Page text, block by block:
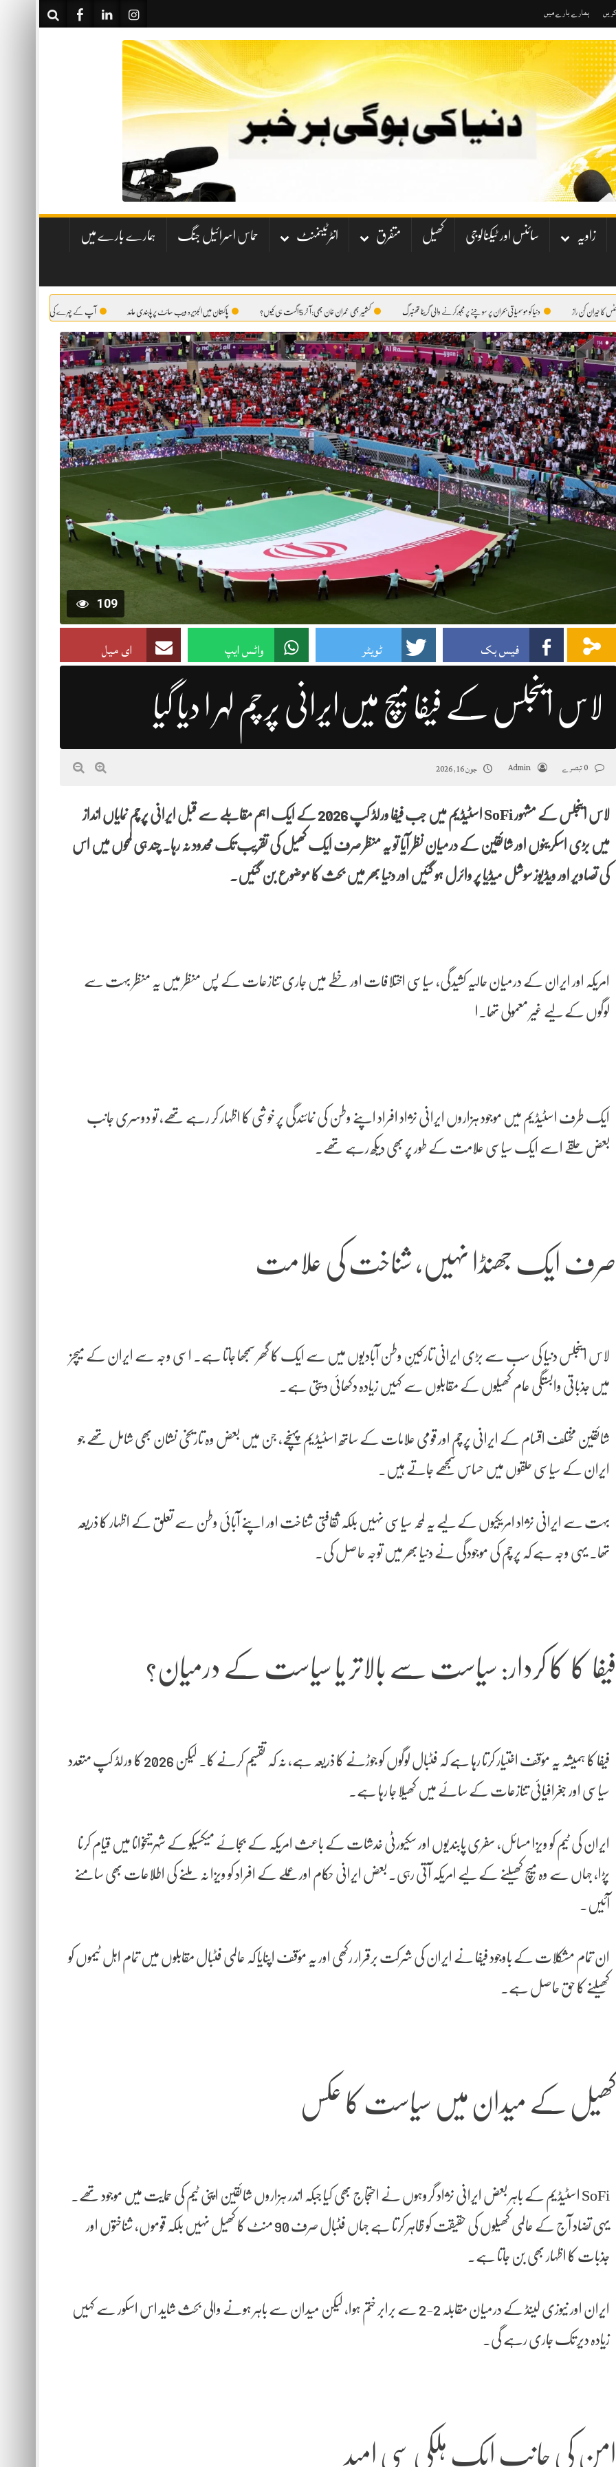
ہمارے بارے میں
زاویہ سائنس اور ٹیکنالوجی کھیل متفرق انٹرٹینمنٹ حماس اسرائیل جنگ ہمارے بارے میں
راز دنیا کو موسمیاتی بحران پر سوچنے پر مجبورکرنے والی گریٹا تھنبرگ کشمیر بھی عمران خان بھی:آ خر 5 اگست ہی کیوں؟ پاکستان میں‌الجزیرہ ویب سائٹ پر پابندی عائد آپ کے چہرے کی وہ حقیقت، جو آئینہ بھی آپ کو نہیں
109
فیس بک ٹویٹر واٹس ایپ ای میل
لاس اینجلس کے فیفا میچ میں‌ایرانی پرچم لہر ا دیا گیا
Admin جون 16, 2026
لاس اینجلس کے مشہور SoFi اسٹیڈیم میں جب فیفا ورلڈ کپ 2026 کے ایک اہم مقابلے سے قبل ایرانی پرچم نمایاں انداز
میں بڑی اسکرینوں اور شائقین کے درمیان نظر آیا تو یہ منظر صرف ایک کھیل کی تقریب تک محدود نہ رہا۔ چند ہی لمحوں میں اس
کی تصاویر اور ویڈیوز سوشل میڈیا پر وائرل ہو گئیں اور دنیا بھر میں بحث کا موضوع بن گئیں۔
امریکہ اور ایران کے درمیان حالیہ کشیدگی، سیاسی اختلافات اور خطے میں جاری تنازعات کے پس منظر میں یہ منظر بہت سے
لوگوں کے لیے غیر معمولی تھا۔ا
ایک طرف اسٹیڈیم میں موجود ہزاروں ایرانی نژاد افراد اپنے وطن کی نمائندگی پر خوشی کا اظہار کر رہے تھے، تو دوسری جانب
بعض حلقے اسے ایک سیاسی علامت کے طور پر بھی دیکھ رہے تھے۔
صرف ایک جھنڈا نہیں، شناخت کی علامت
لاس اینجلس دنیا کی سب سے بڑی ایرانی تارکینِ وطن آبادیوں میں سے ایک کا گھر سمجھا جاتا ہے۔ اسی وجہ سے ایران کے میچز
میں جذباتی وابستگی عام کھیلوں کے مقابلوں سے کہیں زیادہ دکھائی دیتی ہے۔
شائقین مختلف اقسام کے ایرانی پرچم اور قومی علامات کے ساتھ اسٹیڈیم پہنچے، جن میں بعض وہ تاریخی نشان بھی شامل تھے جو
ایران کے سیاسی حلقوں میں حساس سمجھے جاتے ہیں۔
بہت سے ایرانی نژاد امریکیوں کے لیے یہ لمحہ سیاسی نہیں بلکہ ثقافتی شناخت اور اپنے آبائی وطن سے تعلق کے اظہار کا ذریعہ
تھا۔ یہی وجہ ہے کہ پرچم کی موجودگی نے دنیا بھر میں توجہ حاصل کی۔
فیفا کا کا کردار: سیاست سے بالاتر یا سیاست کے درمیان؟
فیفا کا ہمیشہ یہ مؤقف اختیار کرتا رہا ہے کہ فٹبال لوگوں کو جوڑنے کا ذریعہ ہے، نہ کہ تقسیم کرنے کا۔ لیکن 2026 کا ورلڈ کپ متعدد
سیاسی اور جغرافیائی تنازعات کے سائے میں کھیلا جا رہا ہے۔
ایران کی ٹیم کو ویزا مسائل، سفری پابندیوں اور سکیورٹی خدشات کے باعث امریکہ کے بجائے میکسیکو کے شہر تیخوانا میں قیام کرنا
پڑا، جہاں سے وہ میچ کھیلنے کے لیے امریکہ آتی رہی۔ بعض ایرانی حکام اور عملے کے افراد کو ویزا نہ ملنے کی اطلاعات بھی سامنے
آئیں۔
ان تمام مشکلات کے باوجود فیفا نے ایران کی شرکت برقرار رکھی اور یہ مؤقف اپنایا کہ عالمی فٹبال مقابلوں میں تمام اہل ٹیموں کو
کھیلنے کا حق حاصل ہے۔
کھیل کے میدان میں سیاست کا عکس
SoFi اسٹیڈیم کے باہر بعض ایرانی نژاد گروہوں نے احتجاج بھی کیا جبکہ اندر ہزاروں شائقین اپنی ٹیم کی حمایت میں موجود تھے۔
یہی تضاد آج کے عالمی کھیلوں کی حقیقت کو ظاہر کرتا ہے جہاں فٹبال صرف 90 منٹ کا کھیل نہیں بلکہ قوموں، شناختوں اور
جذبات کا اظہار بھی بن جاتا ہے۔
ایران اور نیوزی لینڈ کے درمیان مقابلہ 2-2 سے برابر ختم ہوا، لیکن میدان سے باہر ہونے والی بحث شاید اس اسکور سے کہیں
زیادہ دیر تک جاری رہے گی۔
امن کی جانب ایک ہلکی سی امید